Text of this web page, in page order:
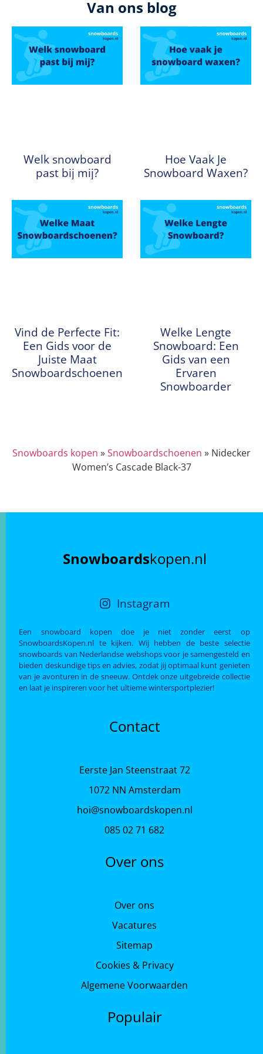
Van ons blog
Welk snowboard
past bij mij?
Hoe Vaak Je
Snowboard Waxen?
Vind de Perfecte Fit:
Een Gids voor de
Juiste Maat
Snowboardschoenen
Welke Lengte
Snowboard: Een
Gids van een
Ervaren
Snowboarder
Snowboards kopen »Snowboardschoenen » Nidecker
Women’s Cascade Black-37
Snowboardskopen.nl
Instagram
Een snowboard kopen doe je niet zonder eerst op
SnowboardsKopen.nl te kijken. Wij hebben de beste selectie
snowboards van Nederlandse webshops voor je samengesteld en
bieden deskundige tips en advies, zodat jij optimaal kunt genieten
van je avonturen in de sneeuw. Ontdek onze uitgebreide collectie
en laat je inspireren voor het ultieme wintersportplezier!
Contact
Eerste Jan Steenstraat 72
1072 NN Amsterdam
hoi@snowboardskopen.nl
085 02 71 682
Over ons
Over ons
Vacatures
Sitemap
Cookies & Privacy
Algemene Voorwaarden
Populair